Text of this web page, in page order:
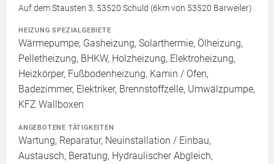
Auf dem Stausten 3, 53520 Schuld (6km von 53520 Barweiler)
HEIZUNG SPEZIALGEBIETE
Wärmepumpe, Gasheizung, Solarthermie, Ölheizung,
Pelletheizung, BHKW, Holzheizung, Elektroheizung,
Heizkörper, Fußbodenheizung, Kamin / Ofen,
Badezimmer, Elektriker, Brennstoffzelle, Umwälzpumpe,
KFZ Wallboxen
ANGEBOTENE TÄTIGKEITEN
Wartung, Reparatur, Neuinstallation / Einbau,
Austausch, Beratung, Hydraulischer Abgleich,